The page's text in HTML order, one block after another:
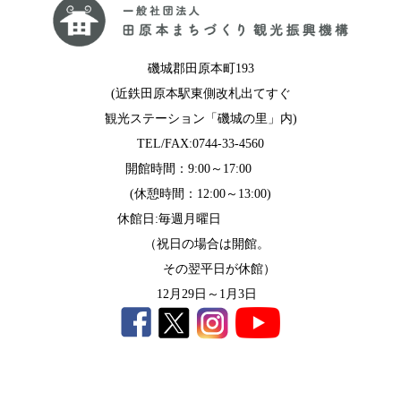
磯城郡田原本町193
(近鉄田原本駅東側改札出てすぐ
観光ステーション「磯城の里」内)
TEL/FAX:0744-33-4560
開館時間：9:00～17:00
(休憩時間：12:00～13:00)
休館日:毎週月曜日
（祝日の場合は開館。
その翌平日が休館）
12月29日～1月3日